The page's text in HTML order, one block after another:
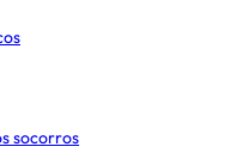
socorros